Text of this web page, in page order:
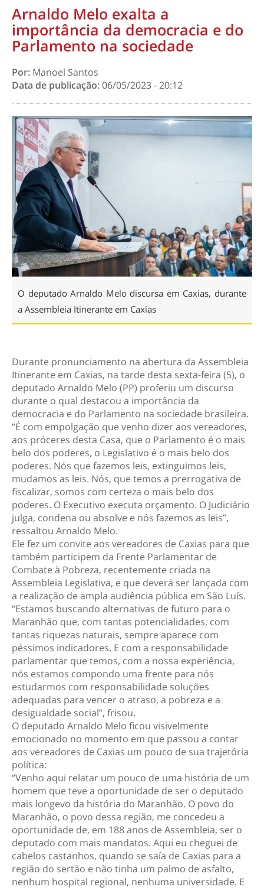
Arnaldo Melo exalta a
importância da democracia e do
Parlamento na sociedade
Por: Manoel Santos
Data de publicação:06/05/2023 - 20:12
O deputado Arnaldo Melo discursa em Caxias, durante
a Assembleia Itinerante em Caxias
Durante pronunciamento na abertura da Assembleia
Itinerante em Caxias, na tarde desta sexta-feira (5), o
deputado Arnaldo Melo (PP) proferiu um discurso
durante o qual destacou a importância da
democracia e do Parlamento na sociedade brasileira.
“É com empolgação que venho dizer aos vereadores,
aos próceres desta Casa, que o Parlamento é o mais
belo dos poderes, o Legislativo é o mais belo dos
poderes. Nós que fazemos leis, extinguimos leis,
mudamos as leis. Nós, que temos a prerrogativa de
fiscalizar, somos com certeza o mais belo dos
poderes. O Executivo executa orçamento. O Judiciário
julga, condena ou absolve e nós fazemos as leis”,
ressaltou Arnaldo Melo.
Ele fez um convite aos vereadores de Caxias para que
também participem da Frente Parlamentar de
Combate à Pobreza, recentemente criada na
Assembleia Legislativa, e que deverá ser lançada com
a realização de ampla audiência pública em São Luís.
“Estamos buscando alternativas de futuro para o
Maranhão que, com tantas potencialidades, com
tantas riquezas naturais, sempre aparece com
péssimos indicadores. E com a responsabilidade
parlamentar que temos, com a nossa experiência,
nós estamos compondo uma frente para nós
estudarmos com responsabilidade soluções
adequadas para vencer o atraso, a pobreza e a
desigualdade social”, frisou.
O deputado Arnaldo Melo ficou visivelmente
emocionado no momento em que passou a contar
aos vereadores de Caxias um pouco de sua trajetória
política:
“Venho aqui relatar um pouco de uma história de um
homem que teve a oportunidade de ser o deputado
mais longevo da história do Maranhão. O povo do
Maranhão, o povo dessa região, me concedeu a
oportunidade de, em 188 anos de Assembleia, ser o
deputado com mais mandatos. Aqui eu cheguei de
cabelos castanhos, quando se saía de Caxias para a
região do sertão e não tinha um palmo de asfalto,
nenhum hospital regional, nenhuma universidade. E